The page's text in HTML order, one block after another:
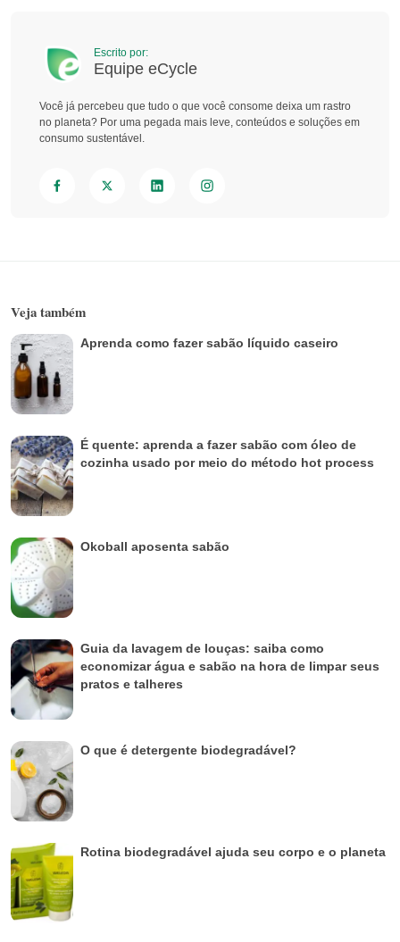
Escrito por:
Equipe eCycle
Você já percebeu que tudo o que você consome deixa um rastro
no planeta? Por uma pegada mais leve, conteúdos e soluções em
consumo sustentável.
Veja também
Aprenda como fazer sabão líquido caseiro
É quente: aprenda a fazer sabão com óleo de
cozinha usado por meio do método hot process
Okoball aposenta sabão
Guia da lavagem de louças: saiba como
economizar água e sabão na hora de limpar seus
pratos e talheres
O que é detergente biodegradável?
Rotina biodegradável ajuda seu corpo e o planeta